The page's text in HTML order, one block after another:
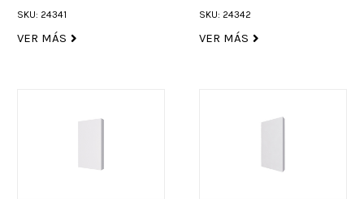
SKU: 24341
VER MÁS
SKU: 24342
VER MÁS